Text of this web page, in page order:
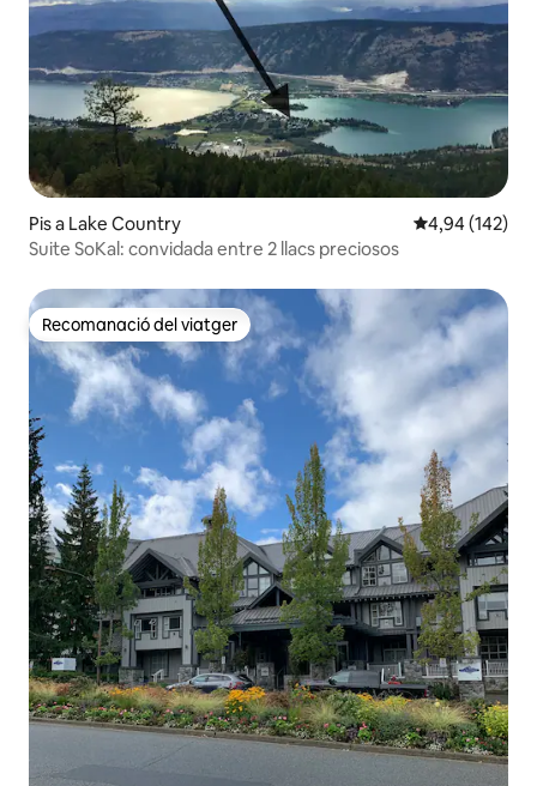
Pis a Lake Country 4,94 de
4,94 (142)
Suite SoKal: convidada entre 2 llacs preciosos
Recomanació del viatger
Recomanació del viatger